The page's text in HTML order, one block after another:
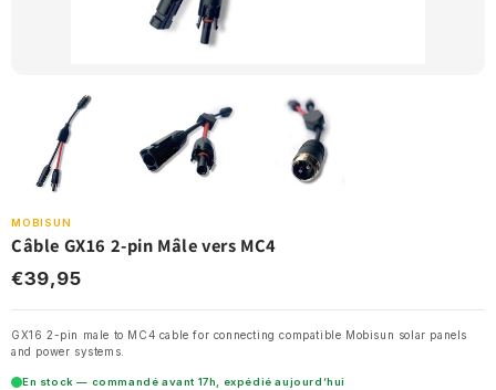
MOBISUN
Câble GX16 2-pin Mâle vers MC4
€39,95
GX16 2-pin male to MC4 cable for connecting compatible Mobisun solar panels
and power systems.
En stock — commandé avant 17h, expédié aujourd’hui